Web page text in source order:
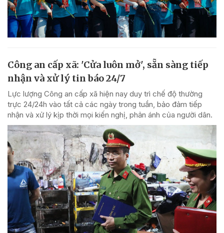
Công an cấp xã: 'Cửa luôn mở', sẵn sàng tiếp
nhận và xử lý tin báo 24/7
Lực lượng Công an cấp xã hiện nay duy trì chế độ thường
trực 24/24h vào tất cả các ngày trong tuần, bảo đảm tiếp
nhận và xử lý kịp thời mọi kiến nghị, phản ánh của người dân.